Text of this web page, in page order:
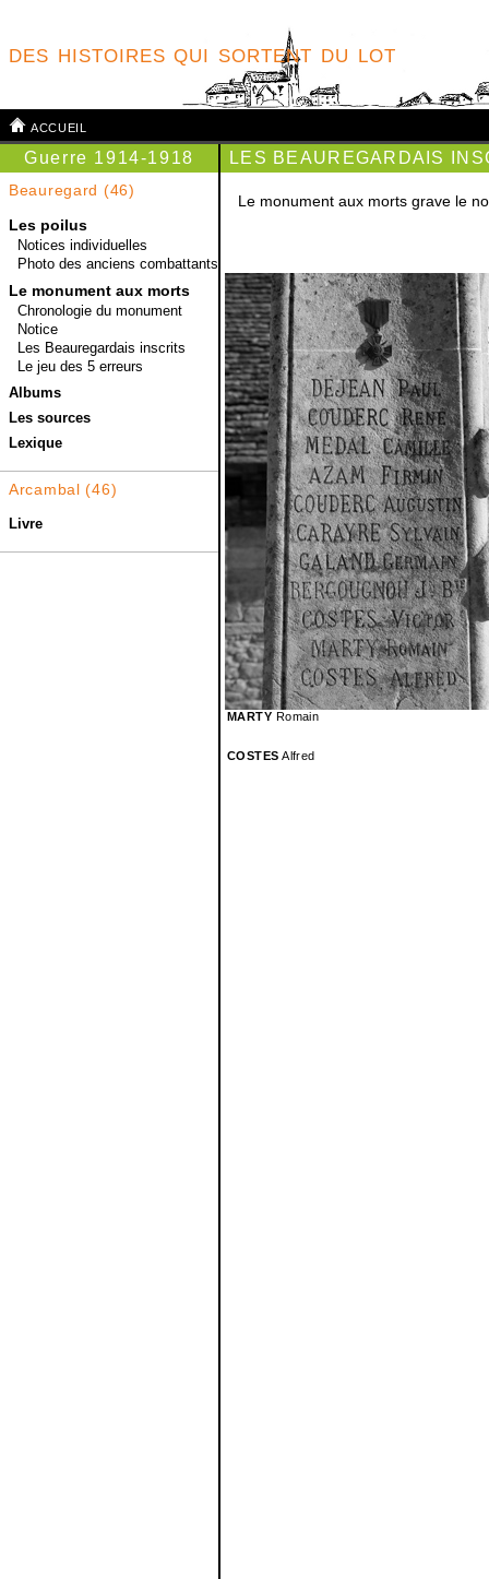
des histoires qui sortent du lot
accueil
Guerre 1914-1918
Beauregard (46)
Les poilus
Notices individuelles
Photo des anciens combattants
Le monument aux morts
Chronologie du monument
Notice
Les Beauregardais inscrits
Le jeu des 5 erreurs
Albums
Les sources
Lexique
Arcambal (46)
Livre
LES BEAUREGARDAIS
Le monument aux morts grave le
MARTY Romain
COSTES Alfred